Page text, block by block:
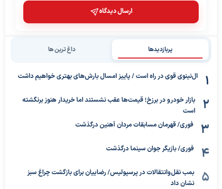
ارسال دیدگاه
پربازدیدها داغ ترین ها
ال‌نینوی قوی در راه است / پاییز امسال بارش‌های بهتری خواهیم داشت
بازار خودرو در برزخ؛ قیمت‌ها عقب نشستند اما خریدار هنوز برنگشته
است
فوری/ قهرمان مسابقات مردان آهنین درگذشت
فوری/ بازیگر جوان سینما درگذشت
بمب نقل‌وانتقالات در پرسپولیس/ رضاییان برای بازگشت چراغ سبز
نشان داد